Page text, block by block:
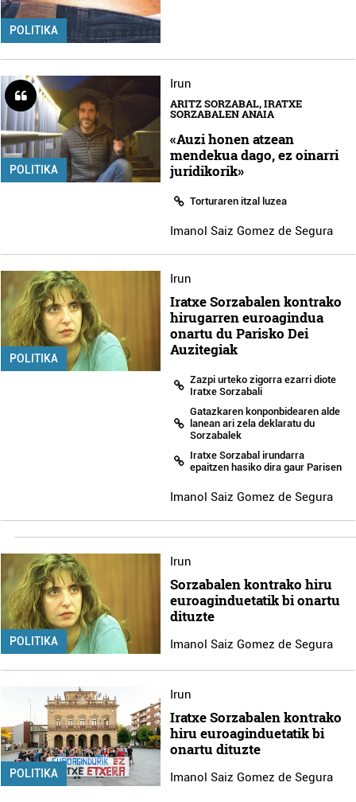
POLITIKA
POLITIKA
Irun
ARITZ SORZABAL, IRATXE
SORZABALEN ANAIA
«Auzi honen atzean
mendekua dago, ez oinarri
juridikorik»
Torturaren itzal luzea
Imanol Saiz Gomez de Segura
POLITIKA
Irun
Iratxe Sorzabalen kontrako
hirugarren euroagindua
onartu du Parisko Dei
Auzitegiak
Zazpi urteko zigorra ezarri diote
Iratxe Sorzabali
Gatazkaren konponbidearen alde
lanean ari zela deklaratu du
Sorzabalek
Iratxe Sorzabal irundarra
epaitzen hasiko dira gaur Parisen
Imanol Saiz Gomez de Segura
POLITIKA
Irun
Sorzabalen kontrako hiru
euroaginduetatik bi onartu
dituzte
Imanol Saiz Gomez de Segura
POLITIKA
Irun
Iratxe Sorzabalen kontrako
hiru euroaginduetatik bi
onartu dituzte
Imanol Saiz Gomez de Segura